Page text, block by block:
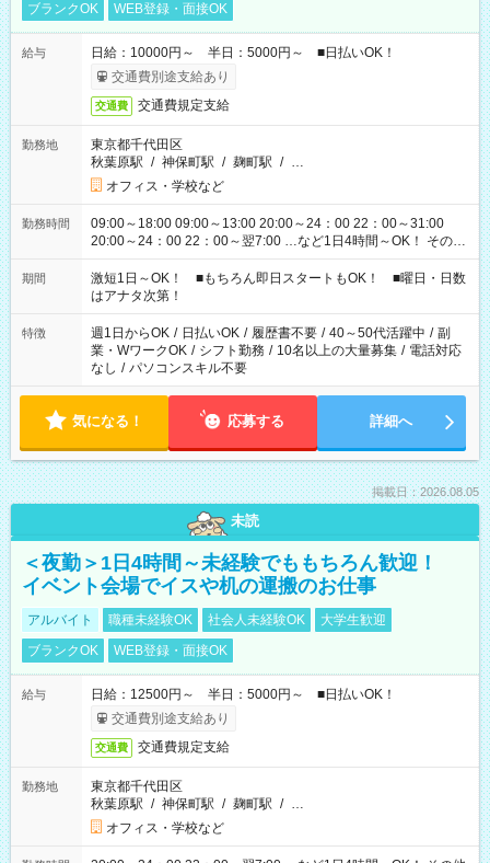
ブランクOK
WEB登録・面接OK
給与
日給：10000円～ 半日：5000円～ ■日払いOK！
交通費別途支給あり
交通費 交通費規定支給
勤務地
東京都千代田区
秋葉原駅 / 神保町駅 / 麹町駅 / …
オフィス・学校など
勤務時間
09:00～18:00 09:00～13:00 20:00～24：00 22：00～31:00
20:00～24：00 22：00～翌7:00 …など1日4時間～OK！ その他
シフトもございます！ お気軽にご相談ください！
期間
激短1日～OK！ ■もちろん即日スタートもOK！ ■曜日・日数
はアナタ次第！
特徴 週1日からOK / 日払いOK / 履歴書不要 / 40～50代活躍中 / 副
業・WワークOK / シフト勤務 / 10名以上の大量募集 / 電話対応
なし / パソコンスキル不要
気になる！ 応募する 詳細へ
掲載日：2026.08.05
未読
＜夜勤＞1日4時間～未経験でももちろん歓迎！
イベント会場でイスや机の運搬のお仕事
アルバイト 職種未経験OK 社会人未経験OK
大学生歓迎
ブランクOK
WEB登録・面接OK
給与
日給：12500円～ 半日：5000円～ ■日払いOK！
交通費別途支給あり
交通費 交通費規定支給
勤務地
東京都千代田区
秋葉原駅 / 神保町駅 / 麹町駅 / …
オフィス・学校など